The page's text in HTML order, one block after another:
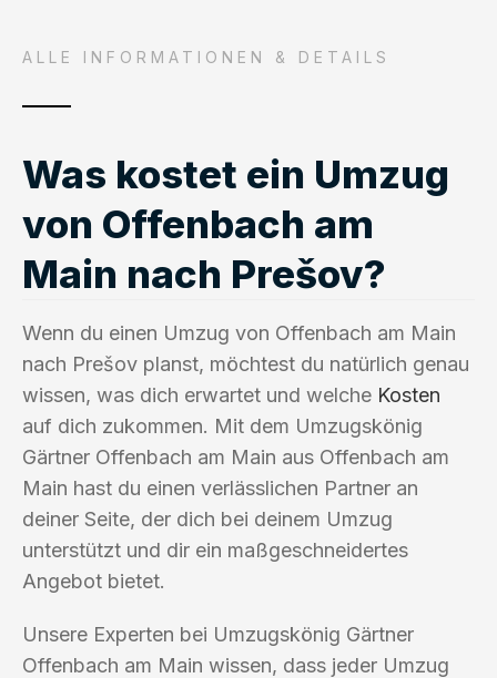
ALLE INFORMATIONEN & DETAILS
Was kostet ein Umzug
von Offenbach am
Main nach Prešov?
Wenn du einen Umzug von Offenbach am Main
nach Prešov planst, möchtest du natürlich genau
wissen, was dich erwartet und welche Kosten
auf dich zukommen. Mit dem Umzugskönig
Gärtner Offenbach am Main aus Offenbach am
Main hast du einen verlässlichen Partner an
deiner Seite, der dich bei deinem Umzug
unterstützt und dir ein maßgeschneidertes
Angebot bietet.
Unsere Experten bei Umzugskönig Gärtner
Offenbach am Main wissen, dass jeder Umzug